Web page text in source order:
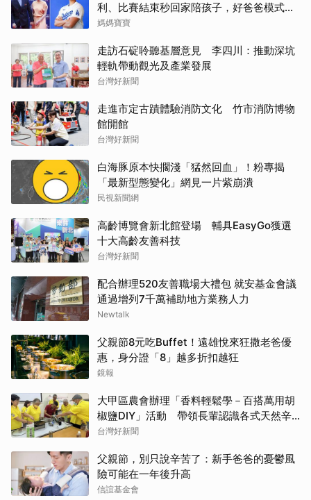
利、比賽結束秒回家陪孩子，好爸爸模式全
開
媽媽寶寶
走訪石碇聆聽基層意見 李四川：推動深坑
輕軌帶動觀光及產業發展
台灣好新聞
走進市定古蹟體驗消防文化 竹市消防博物
館開館
台灣好新聞
白海豚原本快擱淺「猛然回血」！粉專揭
「最新型態變化」網見一片紫崩潰
民視新聞網
高齡博覽會新北館登場 輔具EasyGo獲選
十大高齡友善科技
台灣好新聞
配合辦理520友善職場大禮包 就安基金會議
通過增列7千萬補助地方業務人力
Newtalk
父親節8元吃Buffet！遠雄悅來狂撒老爸優
惠，身分證「8」越多折扣越狂
鏡報
大甲區農會辦理「香料輕鬆學－百搭萬用胡
椒鹽DIY」活動 帶領長輩認識各式天然辛
香料
台灣好新聞
父親節，別只說辛苦了：新手爸爸的憂鬱風
險可能在一年後升高
信誼基金會